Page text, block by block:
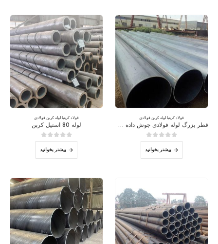
فولاد کربنبا لوله کربن فولادی
قطر بزرگ لوله فولادی جوش داده شده LSAW
0از 5
بیشتر بخوانید
فولاد کربنبا لوله کربن فولادی
لوله 80 استیل کربن
0از 5
بیشتر بخوانید